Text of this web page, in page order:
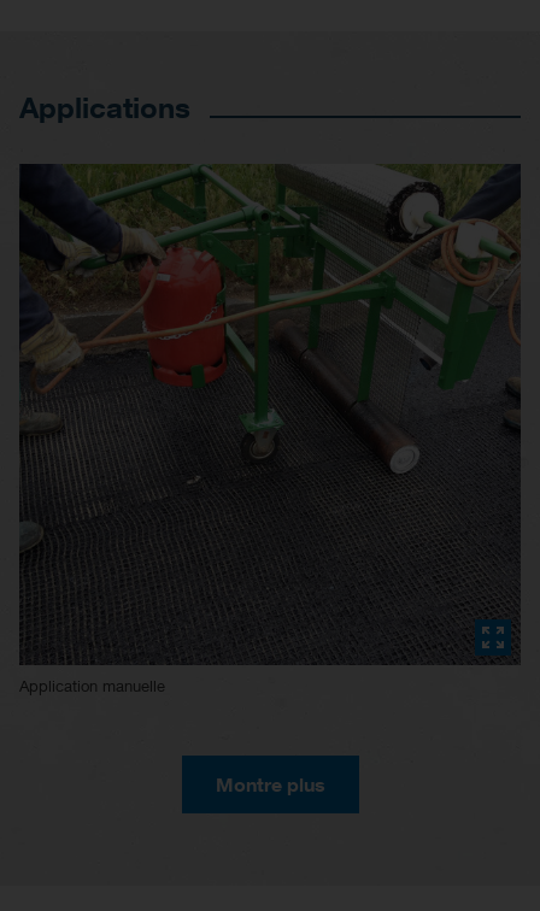
Applications
Application manuelle
Montre plus